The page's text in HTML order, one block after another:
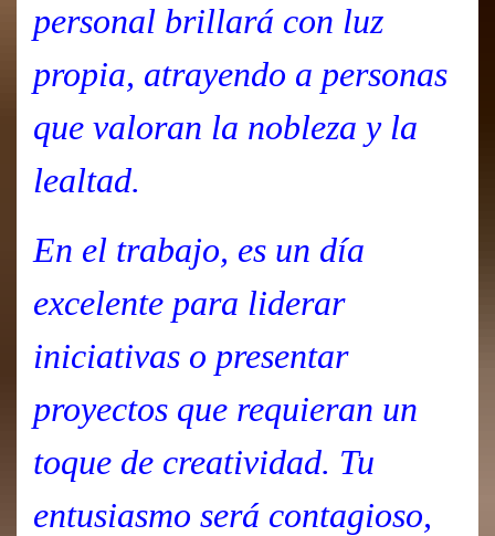
personal brillará con luz
propia, atrayendo a personas
que valoran la nobleza y la
lealtad.
En el trabajo, es un día
excelente para liderar
iniciativas o presentar
proyectos que requieran un
toque de creatividad. Tu
entusiasmo será contagioso,